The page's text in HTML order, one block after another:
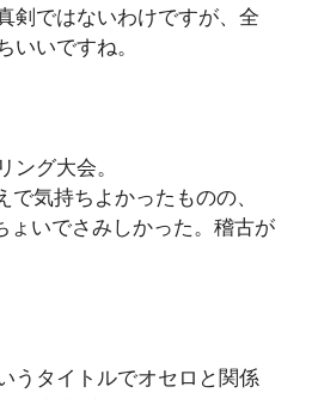
剣ではないわけですが、全
いいですね。
ング大会。
気持ちよかったものの、
ょいでさみしかった。稽古が
うタイトルでオセロと関係